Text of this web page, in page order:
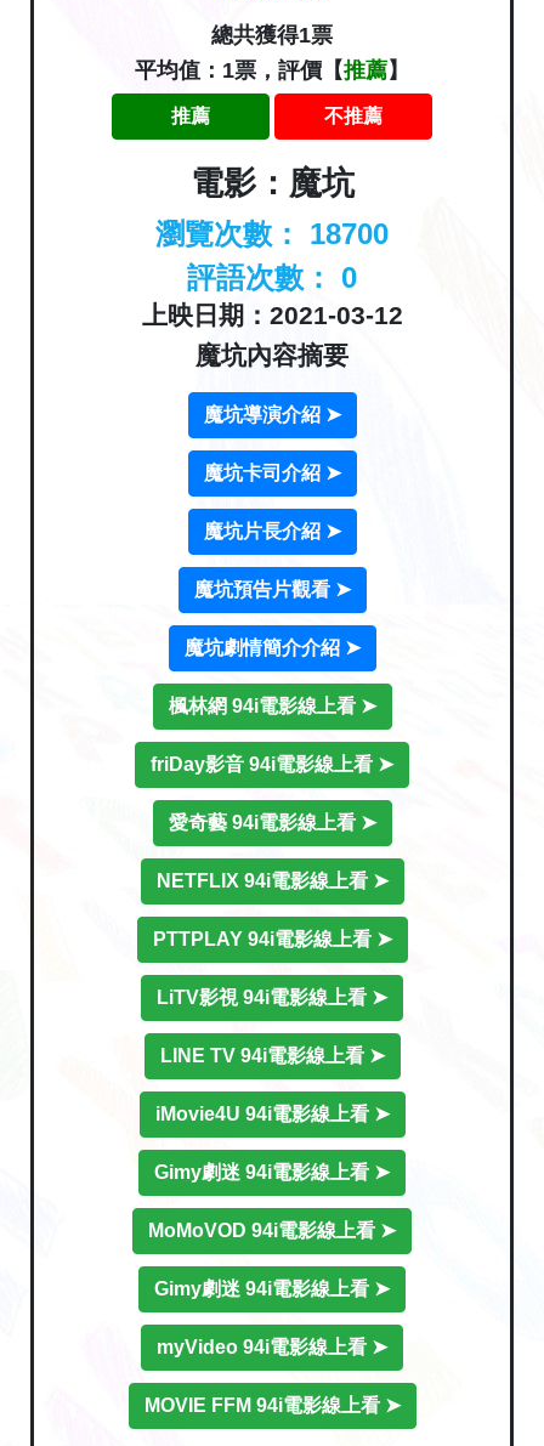
總共獲得1票
平均值：1票，評價【推薦】
推薦 不推薦
電影：魔坑
瀏覽次數： 18700
評語次數： 0
上映日期：2021-03-12
魔坑內容摘要
魔坑導演介紹 ➤
魔坑卡司介紹 ➤
魔坑片長介紹 ➤
魔坑預告片觀看 ➤
魔坑劇情簡介介紹 ➤
楓林網 94i電影線上看 ➤
friDay影音 94i電影線上看 ➤
愛奇藝 94i電影線上看 ➤
NETFLIX 94i電影線上看 ➤
PTTPLAY 94i電影線上看 ➤
LiTV影視 94i電影線上看 ➤
LINE TV 94i電影線上看 ➤
iMovie4U 94i電影線上看 ➤
Gimy劇迷 94i電影線上看 ➤
MoMoVOD 94i電影線上看 ➤
Gimy劇迷 94i電影線上看 ➤
myVideo 94i電影線上看 ➤
MOVIE FFM 94i電影線上看 ➤